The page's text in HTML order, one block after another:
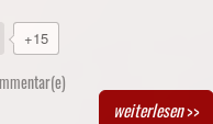
+15
weiterlesen>>